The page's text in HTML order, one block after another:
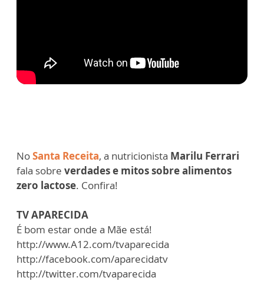
NoSanta Receita, a nutricionista Marilu Ferrari
fala sobre verdades e mitos sobre alimentos
zero lactose. Confira!
TV APARECIDA
É bom estar onde a Mãe está!
http://www.A12.com/tvaparecida
http://facebook.com/aparecidatv
http://twitter.com/tvaparecida